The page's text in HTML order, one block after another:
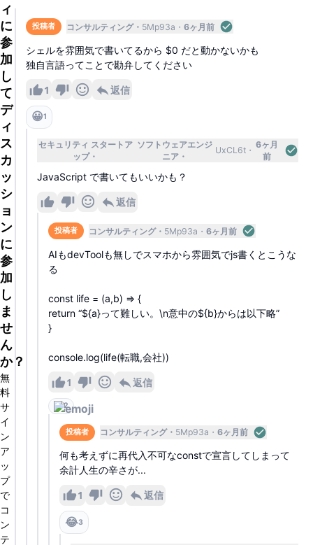
ィ
に
参
加
し
て
デ
ィ
ス
カ
ッ
シ
ョ
ン
に
参
加
し
ま
せ
ん
か？
無
料
サ
イ
ン
ア
ッ
プ
で
コ
ン
テ
投稿者 コンサルティング 5Mp93a 6ヶ月前
シェルを雰囲気で書いてるから $0 だと動かないかも
独自言語ってことで勘弁してください
1 返信
😀1
セキュリティ スタートア
ップ
ソフトウェアエンジ
ニア
UxCL6t
6ヶ月
前
JavaScript で書いてもいいかも？
返信
投稿者 コンサルティング 5Mp93a 6ヶ月前
AIもdevToolも無しでスマホから雰囲気でjs書くとこうな
る
const life = (a,b) => {
return “${a}って難しい。\n意中の${b}からは以下略”
}
console.log(life(転職,会社))
1 返信
2
投稿者 コンサルティング 5Mp93a 6ヶ月前
何も考えずに再代入不可なconstで宣言してしまって
余計人生の辛さが...
1 返信
😂3